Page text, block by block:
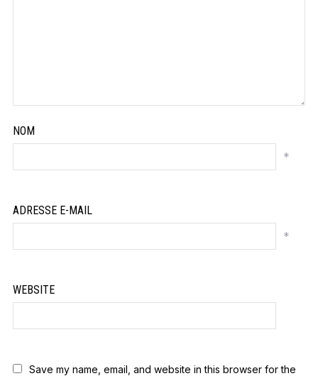
NOM
*
ADRESSE E-MAIL
*
WEBSITE
Save my name, email, and website in this browser for the